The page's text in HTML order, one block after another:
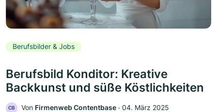
Berufsbilder & Jobs
Berufsbild Konditor: Kreative
Backkunst und süße Köstlichkeiten
CB Von Firmenweb Contentbase ‧ 04. März 2025